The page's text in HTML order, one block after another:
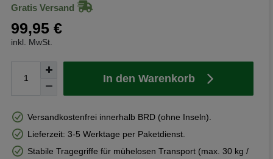
Gratis Versand
99,95 €
inkl. MwSt.
In den Warenkorb
Versandkostenfrei innerhalb BRD (ohne Inseln).
Lieferzeit: 3-5 Werktage per Paketdienst.
Stabile Tragegriffe für mühelosen Transport (max. 30 kg /